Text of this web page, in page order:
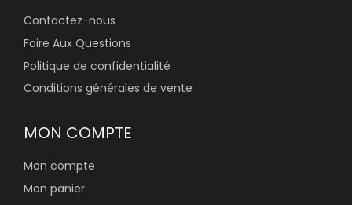
Contactez-nous
Foire Aux Questions
Politique de confidentialité
Conditions générales de vente
MON COMPTE
Mon compte
Mon panier